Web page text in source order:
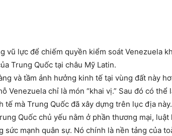
vũ lực để chiếm quyền kiểm soát Venezuela
Trung Quốc tại châu Mỹ Latin.
và tầm ảnh hưởng kinh tế tại vùng đất này
Venezuela chỉ là món “khai vị.” Sau đó có
mà Trung Quốc đã xây dựng trên lục địa này.
Quốc chủ yếu nằm ở phần thương mại,
mạnh quân sự. Nó chính là nền tảng của